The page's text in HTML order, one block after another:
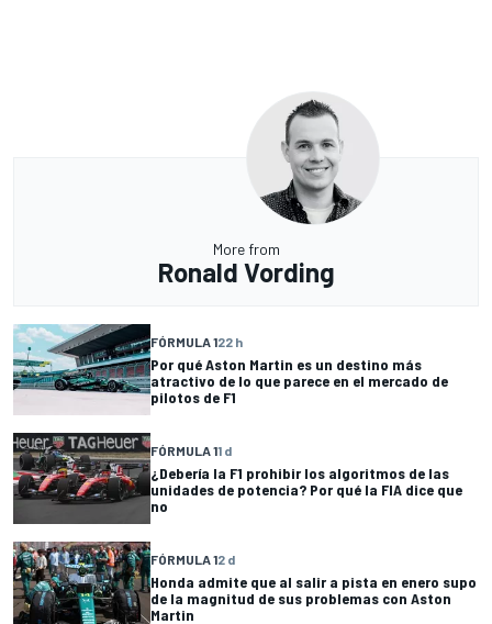
More from
Ronald Vording
FÓRMULA 122 h
Por qué Aston Martin es un destino más
atractivo de lo que parece en el mercado de
pilotos de F1
FÓRMULA 11 d
¿Debería la F1 prohibir los algoritmos de las
unidades de potencia? Por qué la FIA dice que
no
FÓRMULA 12 d
Honda admite que al salir a pista en enero supo
de la magnitud de sus problemas con Aston
Martin